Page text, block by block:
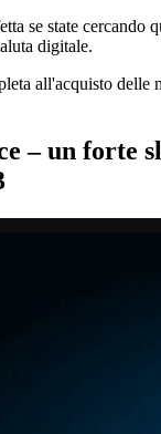
se state cercando
digitale.
all'acquisto delle
– un forte